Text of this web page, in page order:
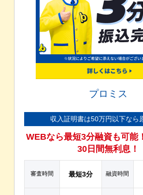
プロミス
収入証明書は50万円以下なら
WEBなら最短3分融資も可能
30日間無利息！
審査時間 最短3分 融資時間